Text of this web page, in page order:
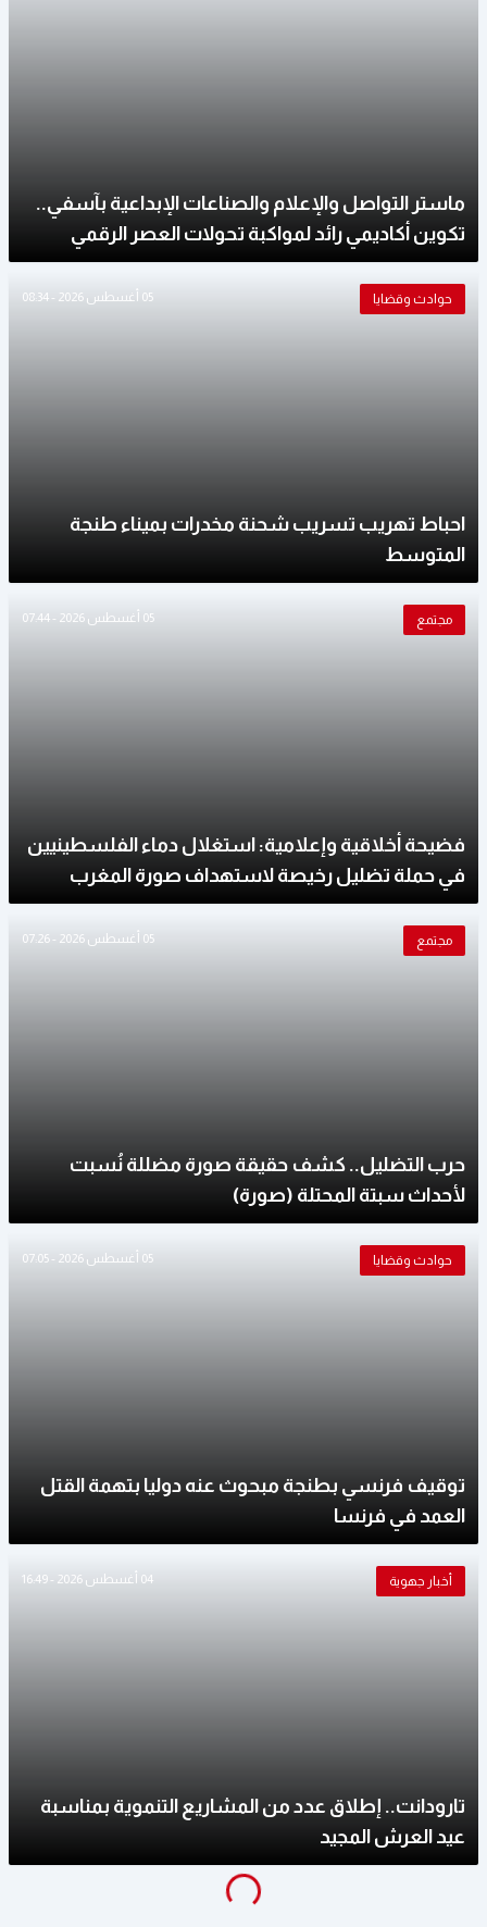
ماستر التواصل والإعلام والصناعات الإبداعية بآسفي..
تكوين أكاديمي رائد لمواكبة تحولات العصر الرقمي
حوادث وقضايا 05 أغسطس 2026 - 08:34
احباط تهريب تسريب شحنة مخدرات بميناء طنجة
المتوسط
مجتمع 05 أغسطس 2026 - 07:44
فضيحة أخلاقية وإعلامية: استغلال دماء الفلسطينيين
في حملة تضليل رخيصة لاستهداف صورة المغرب
مجتمع 05 أغسطس 2026 - 07:26
حرب التضليل.. كشف حقيقة صورة مضللة نُسبت
لأحداث سبتة المحتلة (صورة)
حوادث وقضايا 05 أغسطس 2026 - 07:05
توقيف فرنسي بطنجة مبحوث عنه دوليا بتهمة القتل
العمد في فرنسا
أخبار جهوية 04 أغسطس 2026 - 16:49
تارودانت.. إطلاق عدد من المشاريع التنموية بمناسبة
عيد العرش المجيد
g
...